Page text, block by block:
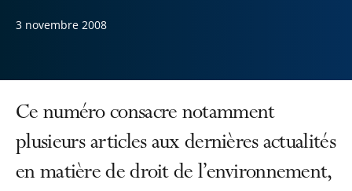
3 novembre 2008
Ce numéro consacre notamment
plusieurs articles aux dernières actualités
en matière de droit de l’environnement,